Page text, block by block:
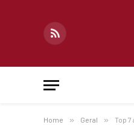
RSS
Home » Geral » Top